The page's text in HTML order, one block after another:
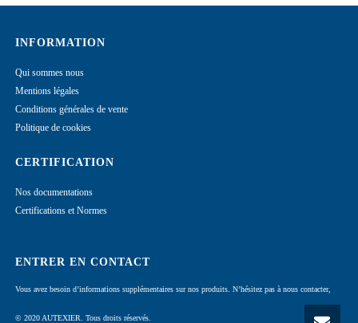
INFORMATION
Qui sommes nous
Mentions légales
Conditions générales de vente
Politique de cookies
CERTIFICATION
Nos documentations
Certifications et Normes
ENTRER EN CONTACT
Vous avez besoin d’informations supplémentaires sur nos produits. N’hésitez pas à nous contacter,
© 2020 AUTEXIER. Tous droits réservés.